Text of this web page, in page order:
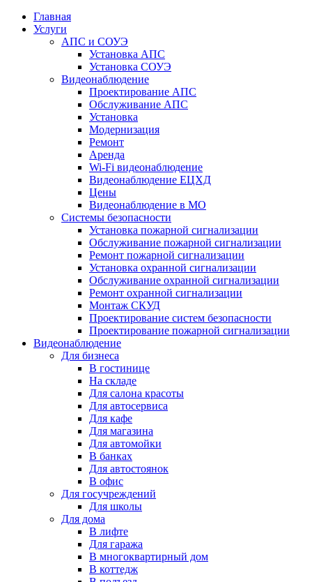
Главная
Услуги
АПС и СОУЭ
Установка АПС
Установка СОУЭ
Видеонаблюдение
Проектирование АПС
Обслуживание АПС
Установка
Модернизация
Ремонт
Аренда
Wi-Fi видеонаблюдение
Видеонаблюдение ЕЦХД
Цены
Видеонаблюдение в МО
Системы безопасности
Установка пожарной сигнализации
Обслуживание пожарной сигнализации
Ремонт пожарной сигнализации
Установка охранной сигнализации
Обслуживание охранной сигнализации
Ремонт охранной сигнализации
Монтаж СКУД
Проектирование систем безопасности
Проектирование пожарной сигнализации
Видеонаблюдение
Для бизнеса
В гостинице
На складе
Для салона красоты
Для автосервиса
Для кафе
Для магазина
Для автомойки
В банках
Для автостоянок
В офис
Для госучреждений
Для школы
Для дома
В лифте
Для гаража
В многоквартирный дом
В коттедж